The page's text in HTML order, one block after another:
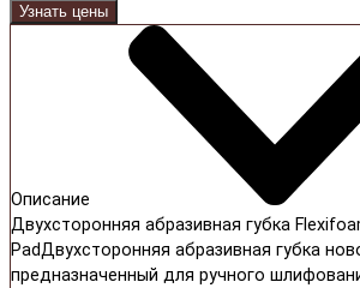
Узнать цены
Описание
Двухсторонняя абразивная губка
PadДвухсторонняя абразивная губка
предназначенный для ручного